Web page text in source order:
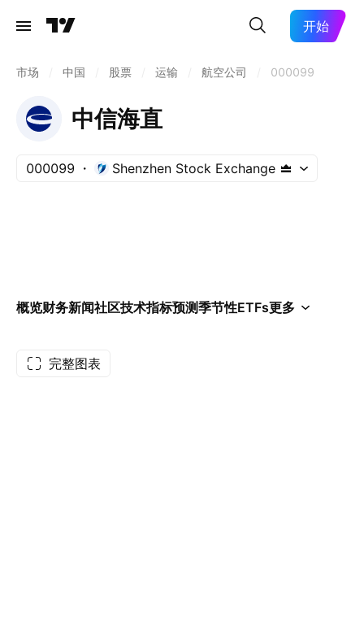
开始
市场 中国 股票 运输 航空公司 000099
中信海直
000099 Shenzhen Stock Exchange
概览财务新闻社区技术指标预测季节性ETFs更多
完整图表